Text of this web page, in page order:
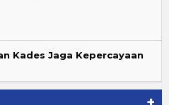
Kades Jaga Kepercayaan